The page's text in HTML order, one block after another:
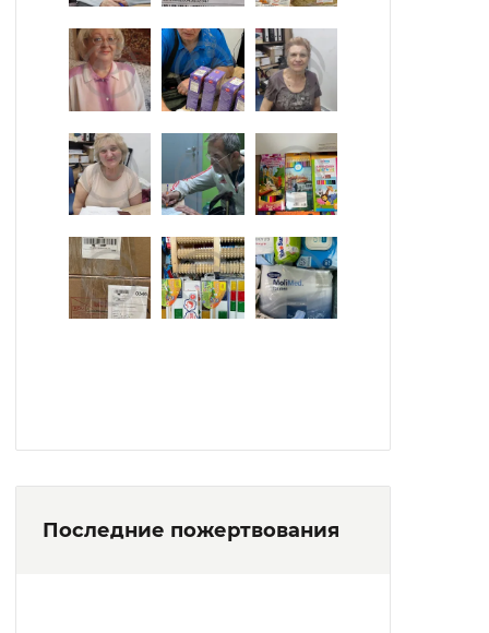
Последние пожертвования